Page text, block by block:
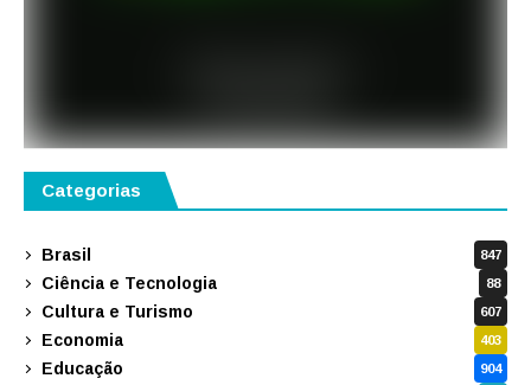
Categorias
Brasil 847
Ciência e Tecnologia 88
Cultura e Turismo 607
Economia 403
Educação 904